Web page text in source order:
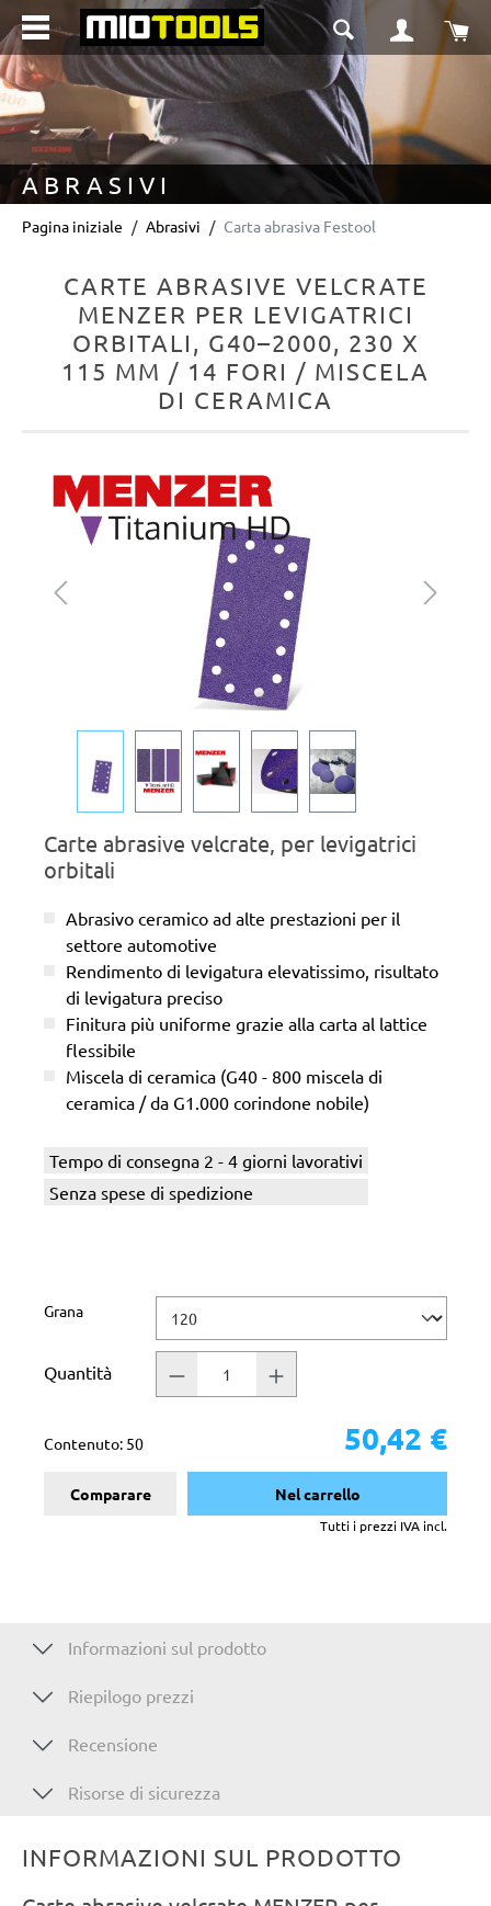
principale Il
ABRASIVI
Pagina iniziale Abrasivi Carta abrasiva Festool
CARTE ABRASIVE VELCRATE
MENZER PER LEVIGATRICI
ORBITALI, G40–2000, 230 X
115 MM / 14 FORI / MISCELA
DI CERAMICA
Salta la galleria di immagini
Carte abrasive velcrate, per levigatrici
orbitali
Abrasivo ceramico ad alte prestazioni per il
settore automotive
Rendimento di levigatura elevatissimo, risultato
di levigatura preciso
Finitura più uniforme grazie alla carta al lattice
flessibile
Miscela di ceramica (G40 - 800 miscela di
ceramica / da G1.000 corindone nobile)
Tempo di consegna 2 - 4 giorni lavorativi
Senza spese di spedizione
Seleziona
Grana
Quantità
Contenuto: 50 50,42 €
Comparare Nel carrello
Tutti i prezzi IVA incl.
Informazioni sul prodotto
Riepilogo prezzi
Recensione
Risorse di sicurezza
INFORMAZIONI SUL PRODOTTO